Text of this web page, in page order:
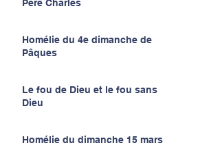
Père Charles
Homélie du 4e dimanche de
Pâques
Le fou de Dieu et le fou sans
Dieu
Homélie du dimanche 15 mars